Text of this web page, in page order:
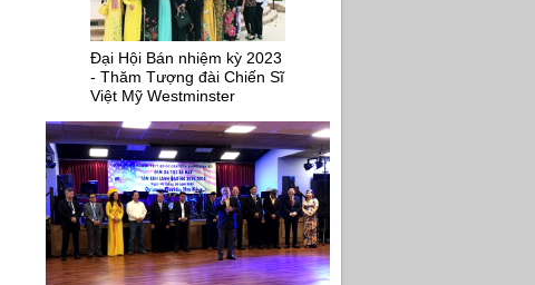
Đại Hội Bán nhiệm kỳ 2023
- Thăm Tượng đài Chiến Sĩ
Việt Mỹ Westminster